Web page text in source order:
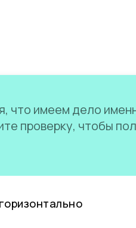
что имеем дело
проверку, чтобы